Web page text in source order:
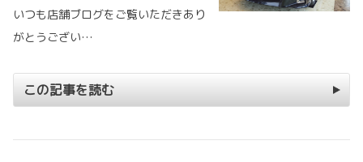
いつも店舗ブログをご覧いただきあり
がとうござい…
この記事を読む